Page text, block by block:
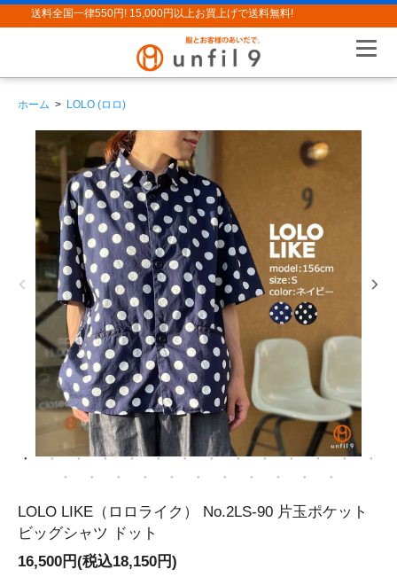
送料全国一律550円! 15,000円以上お買上げで送料無料!
ホーム > LOLO (ロロ)
LOLO LIKE（ロロライク） No.2LS-90 片玉ポケット
ビッグシャツ ドット
16,500円(税込18,150円)